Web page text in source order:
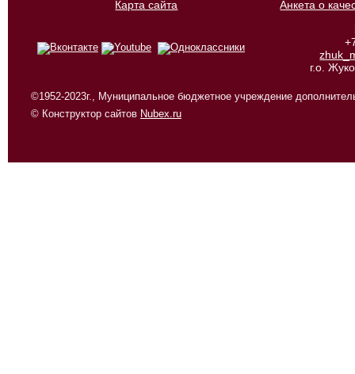
Карта сайта
Анкета о
г.о.
©1952-2023г., Муниципальное бюджетное учреждение
© Конструктор сайтов Nubex.ru